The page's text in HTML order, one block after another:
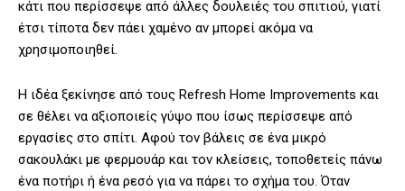
κάτι που περίσσεψε από άλλες δουλειές του σπιτιού, γιατί
έτσι τίποτα δεν πάει χαμένο αν μπορεί ακόμα να
χρησιμοποιηθεί.
Η ιδέα ξεκίνησε από τους Refresh Home Improvements και
σε θέλει να αξιοποιείς γύψο που ίσως περίσσεψε από
εργασίες στο σπίτι. Αφού τον βάλεις σε ένα μικρό
σακουλάκι με φερμουάρ και τον κλείσεις, τοποθετείς πάνω
ένα ποτήρι ή ένα ρεσό για να πάρει το σχήμα του. Όταν